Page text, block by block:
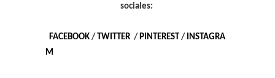
sociales:
FACEBOOK / TWITTER / PINTEREST / INSTAGRA
M